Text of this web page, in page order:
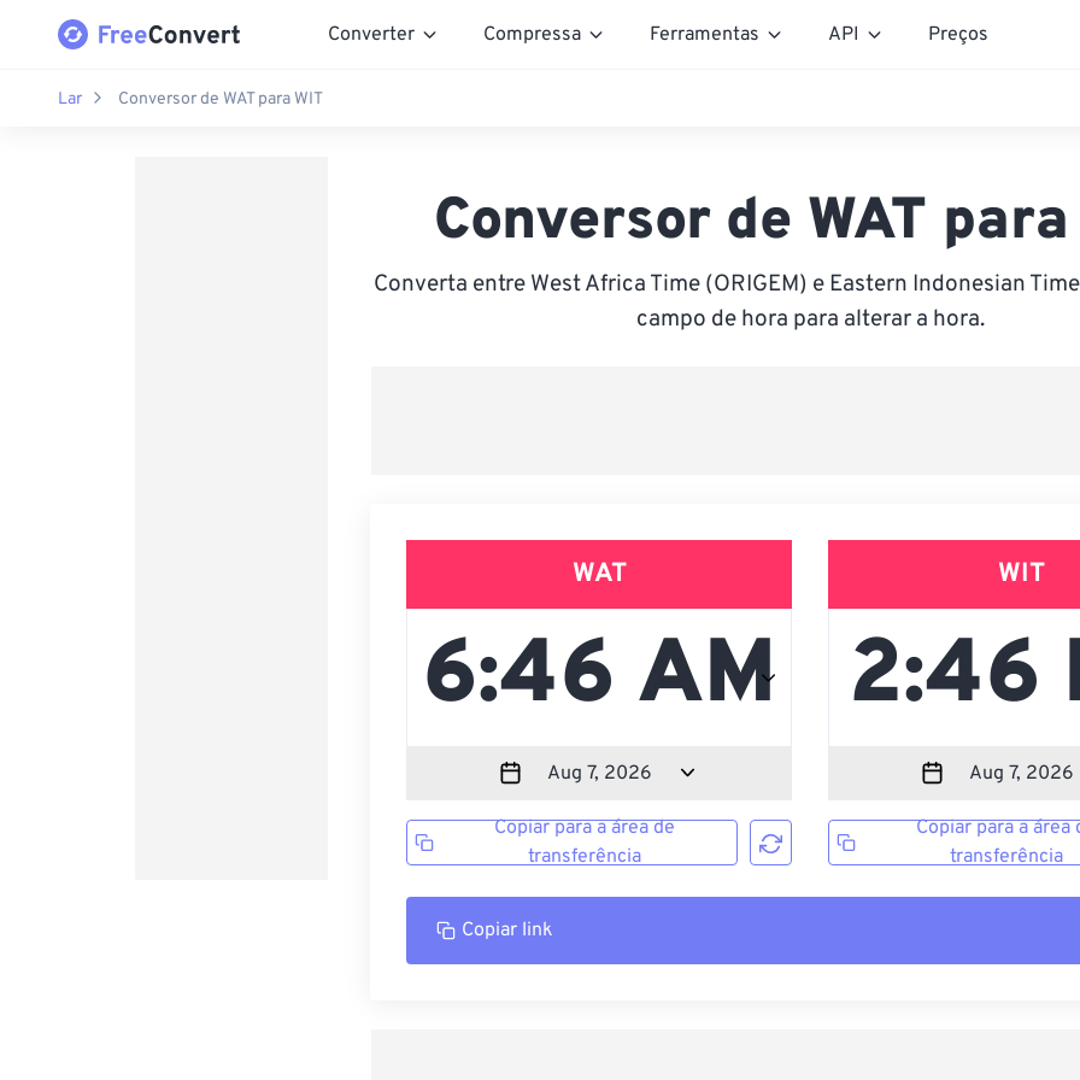
Converter Compressa Ferramentas API Preços
Lar Conversor de WAT para WIT
Conversor de WAT
Converta entre West Africa Time (ORIGEM) e Eastern Indonesian
campo de hora para alterar a hora.
WAT
Copiar para a área de
transferência
WIT
Copiar para a área
transferência
Copiar link